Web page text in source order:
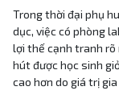
Trong thời đại phụ
dục, việc có phòng
lợi thế cạnh tranh rõ
hút được học sinh
cao hơn do giá trị